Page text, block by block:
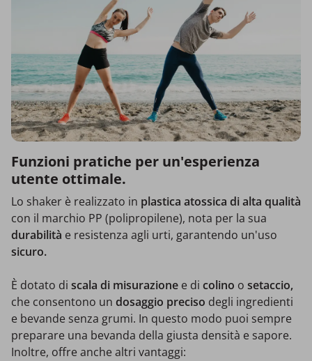
Funzioni pratiche per un'esperienza
utente ottimale.
Lo shaker è realizzato in plastica atossica di alta qualità
con il marchio PP (polipropilene), nota per la sua
durabilità e resistenza agli urti, garantendo un'uso
sicuro.
È dotato di scala di misurazione e di colino o setaccio,
che consentono un dosaggio preciso degli ingredienti
e bevande senza grumi. In questo modo puoi sempre
preparare una bevanda della giusta densità e sapore.
Inoltre, offre anche altri vantaggi: